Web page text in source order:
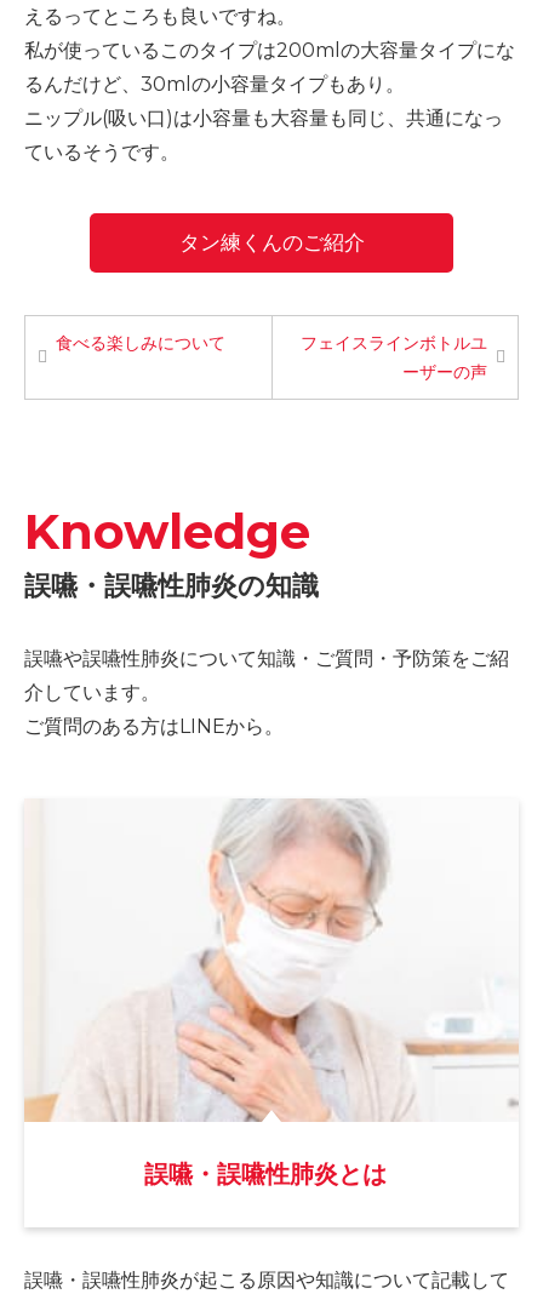
えるってところも良いですね。
私が使っているこのタイプは200ml の大容量タイプにな
るんだけど、 30ml の小容量タイプもあり。
ニップル(吸い口)は小容量も大容量も同じ、共通になっ
ているそうです。
タン練くんのご紹介
食べる楽しみについて
フェイスラインボトルユ
ーザーの声
Knowledge
誤嚥・誤嚥性肺炎の知識
誤嚥や誤嚥性肺炎について知識・ご質問・予防策をご紹
介しています。
ご質問のある方はLINEから。
誤嚥・誤嚥性肺炎とは
誤嚥・誤嚥性肺炎が起こる原因や知識について記載して